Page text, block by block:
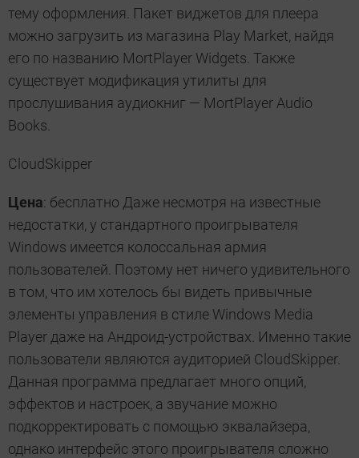
тему оформления. Пакет виджетов для плеера
можно загрузить из магазина Play Market, найдя
его по названию MortPlayer Widgets. Также
существует модификация утилиты для
прослушивания аудиокниг — MortPlayer Audio
Books.
CloudSkipper
Цена: бесплатно Даже несмотря на известные
недостатки, у стандартного проигрывателя
Windows имеется колоссальная армия
пользователей. Поэтому нет ничего удивительного
в том, что им хотелось бы видеть привычные
элементы управления в стиле Windows Media
Player даже на Андроид-устройствах. Именно такие
пользователи являются аудиторией CloudSkipper.
Данная программа предлагает много опций,
эффектов и настроек, а звучание можно
подкорректировать с помощью эквалайзера,
однако интерфейс этого проигрывателя сложно